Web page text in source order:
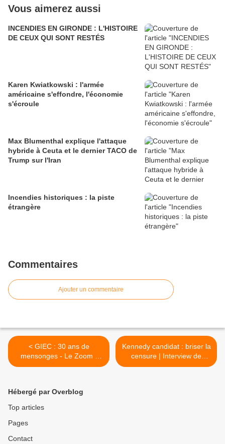
Vous aimerez aussi
INCENDIES EN GIRONDE : L'HISTOIRE
DE CEUX QUI SONT RESTÉS
Karen Kwiatkowski : l'armée
américaine s'effondre, l'économie
s'écroule
Max Blumenthal explique l'attaque
hybride à Ceuta et le dernier TACO de
Trump sur l'Iran
Incendies historiques : la piste
étrangère
Commentaires
Ajouter un commentaire
< GIEC : 30 ans de
mensonges - Le Zoom -
Christian Gerondeau - TVL
Kennedy candidat : briser la
censure | Interview de
Senta Depuydt >
Hébergé par Overblog
Top articles
Pages
Contact